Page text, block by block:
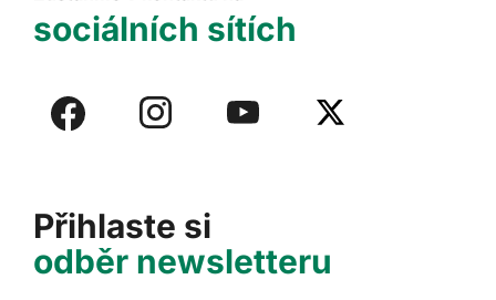
Přihlaste si
odběr newsletteru
sociálních sítích